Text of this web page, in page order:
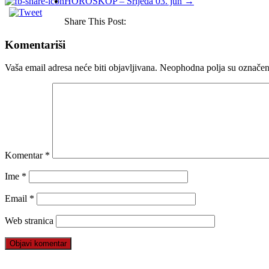
Share This Post:
Komentariši
Vaša email adresa neće biti objavljivana. Neophodna polja su
Komentar *
Ime *
Email *
Web stranica